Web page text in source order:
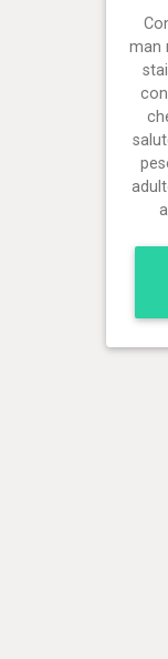
man